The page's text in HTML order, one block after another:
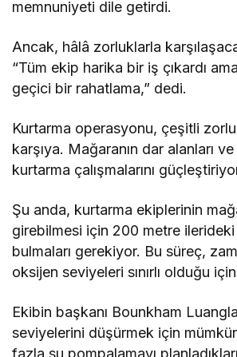
memnuniyeti dile getirdi.
Ancak, hâlâ zorluklarla
“Tüm ekip harika bir iş çıkardı
geçici bir rahatlama,” dedi.
Kurtarma operasyonu, çeşitli
karşıya. Mağaranın dar alanları
kurtarma çalışmalarını
Şu anda, kurtarma ekiplerinin
girebilmesi için 200 metre ilerideki
bulmaları gerekiyor. Bu süreç,
oksijen seviyeleri sınırlı olduğu
Ekibin başkanı Bounkham
seviyelerini düşürmek için
fazla su pompalamayı